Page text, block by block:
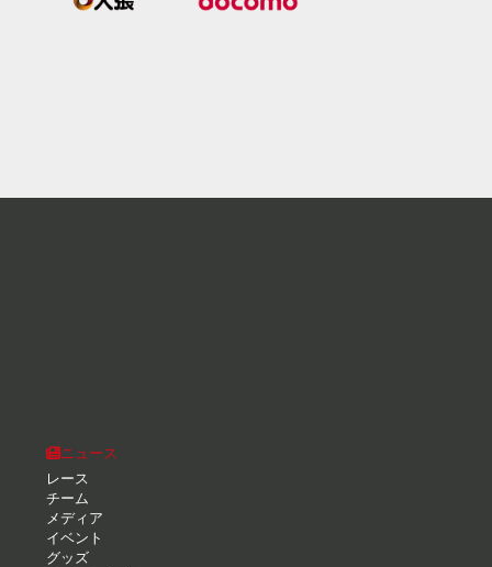
ニュース
レース
チーム
メディア
イベント
グッズ